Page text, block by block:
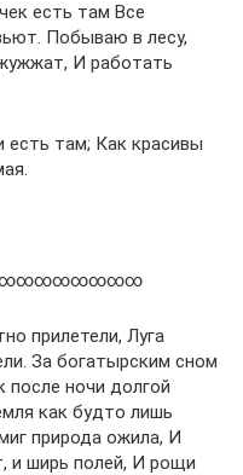
есть там Все
Побываю в лесу,
И работать
есть там; Как красивы
прилетели, Луга
За богатырским сном
ночи долгой
как будто лишь
природа ожила, И
и ширь полей, И рощи